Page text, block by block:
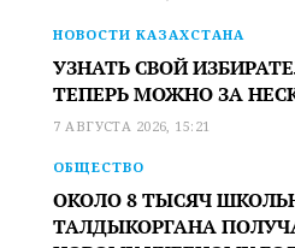
НОВОСТИ КАЗАХСТАНА
УЗНАТЬ СВОЙ
ТЕПЕРЬ МОЖНО ЗА
7 АВГУСТА 2026, 15:21
ОБЩЕСТВО
ОКОЛО 8 ТЫСЯЧ
ТАЛДЫКОРГАНА